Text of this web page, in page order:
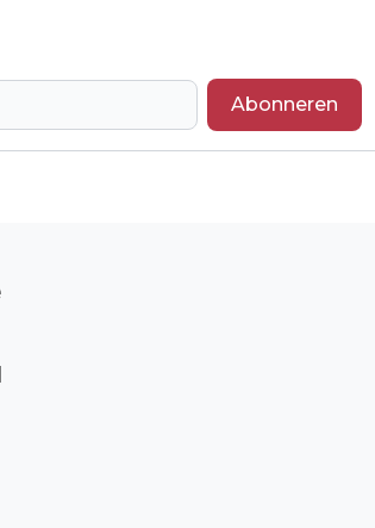
Abonneren